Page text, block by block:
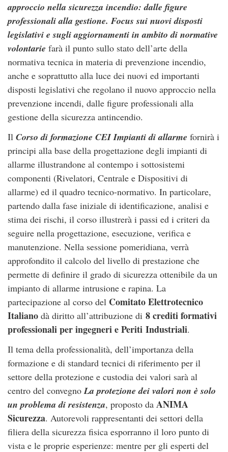
approccio nella sicurezza incendio: dalle figure
professionali alla gestione. Focus sui nuovi disposti
legislativi e sugli aggiornamenti in ambito di normative
volontarie farà il punto sullo stato dell’arte della
normativa tecnica in materia di prevenzione incendio,
anche e soprattutto alla luce dei nuovi ed importanti
disposti legislativi che regolano il nuovo approccio nella
prevenzione incendi, dalle figure professionali alla
gestione della sicurezza antincendio.
Il Corso di formazione CEI Impianti di allarme fornirà i
principi alla base della progettazione degli impianti di
allarme illustrandone al contempo i sottosistemi
componenti (Rivelatori, Centrale e Dispositivi di
allarme) ed il quadro tecnico-normativo. In particolare,
partendo dalla fase iniziale di identificazione, analisi e
stima dei rischi, il corso illustrerà i passi ed i criteri da
seguire nella progettazione, esecuzione, verifica e
manutenzione. Nella sessione pomeridiana, verrà
approfondito il calcolo del livello di prestazione che
permette di definire il grado di sicurezza ottenibile da un
impianto di allarme intrusione e rapina. La
partecipazione al corso del Comitato Elettrotecnico
Italiano dà diritto all’attribuzione di 8 crediti formativi
professionali per ingegneri e Periti Industriali.
Il tema della professionalità, dell’importanza della
formazione e di standard tecnici di riferimento per il
settore della protezione e custodia dei valori sarà al
centro del convegnoLa protezione dei valori non è solo
un problema di resistenza, proposto da ANIMA
Sicurezza. Autorevoli rappresentanti dei settori della
filiera della sicurezza fisica esporranno il loro punto di
vista e le proprie esperienze: mentre per gli esperti del